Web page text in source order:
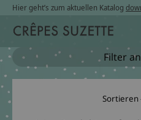
Hier geht’s zum aktuellen Katalog
Filter